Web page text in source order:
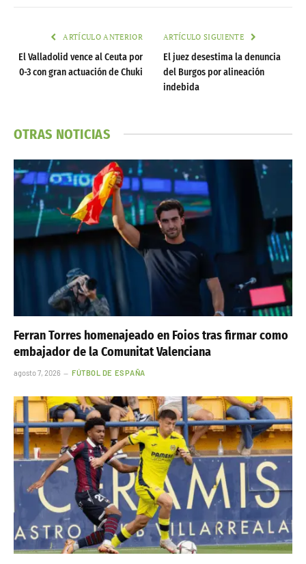
ARTÍCULO ANTERIOR
El Valladolid vence al Ceuta por
0-3 con gran actuación de Chuki
ARTÍCULO SIGUIENTE
El juez desestima la denuncia
del Burgos por alineación
indebida
OTRAS NOTICIAS
Ferran Torres homenajeado en Foios tras firmar como
embajador de la Comunitat Valenciana
agosto 7, 2026 FÚTBOL DE ESPAÑA